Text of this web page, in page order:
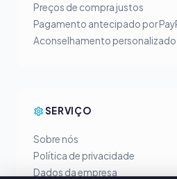
Preços de compra justos
Pagamento antecipado por
Aconselhamento personalizado
SERVIÇO
Sobre nós
Política de privacidade
Dados da empresa